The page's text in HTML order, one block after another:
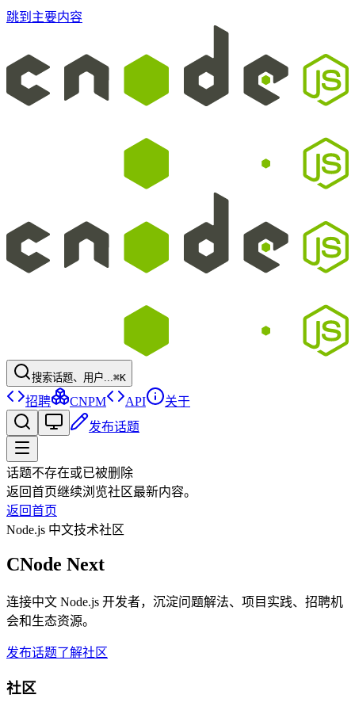
跳到主要内容
搜索话题、用户...⌘K
招聘 CNPM API
关于
发布话题
话题不存在或已被删除
返回首页继续浏览社区最新内容。
返回首页
Node.js 中文技术社区
CNode Next
连接中文 Node.js 开发者，沉淀问题解法、项目实践、招聘机
会和生态资源。
发布话题了解社区
社区